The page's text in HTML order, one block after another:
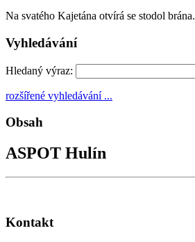
Na svatého Kajetána otvírá se stodol brána.
Vyhledávání
Hledaný výraz:
rozšířené vyhledávání ...
Obsah
ASPOT Hulín
Kontakt